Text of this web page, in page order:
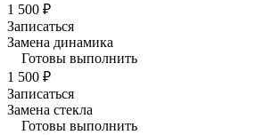
1 500 ₽
Записаться
Замена динамика
Готовы выполнить
1 500 ₽
Записаться
Замена стекла
Готовы выполнить